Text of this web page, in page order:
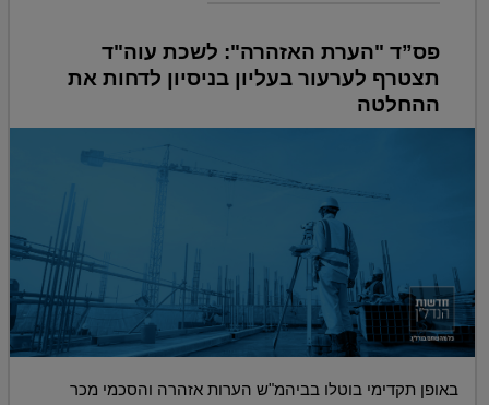
פס”ד "הערת האזהרה": לשכת עוה"ד
תצטרף לערעור בעליון בניסיון לדחות את
ההחלטה
באופן תקדימי בוטלו בביהמ"ש הערות אזהרה והסכמי מכר